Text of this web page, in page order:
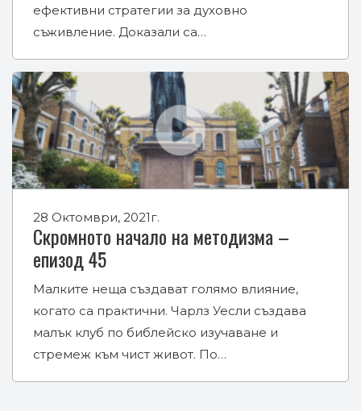
ефективни стратегии за духовно
съживление. Доказали са…
28 Октомври, 2021г.
Скромното начало на методизма –
епизод 45
Малките неща създават голямо влияние,
когато са практични. Чарлз Уесли създава
малък клуб по библейско изучаване и
стремеж към чист живот. По…